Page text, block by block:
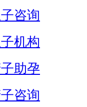
咨询
机构
助孕
咨询